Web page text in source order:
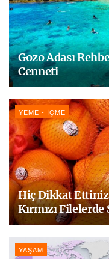
Gozo Adası
Cenneti
YEME - İÇME
Hiç Dikkat
Kırmızı Filelerde
YAŞAM